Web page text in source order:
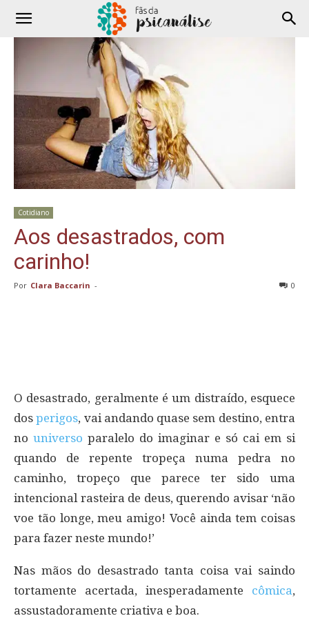
Cotidiano
Aos desastrados, com
carinho!
Por Clara Baccarin - 0
O desastrado, geralmente é um distraído, esquece
dos perigos, vai andando quase sem destino, entra
no universo paralelo do imaginar e só cai em si
quando de repente tropeça numa pedra no
caminho, tropeço que parece ter sido uma
intencional rasteira de deus, querendo avisar ‘não
voe tão longe, meu amigo! Você ainda tem coisas
para fazer neste mundo!’
Nas mãos do desastrado tanta coisa vai saindo
tortamente acertada, inesperadamente cômica,
assustadoramente criativa e boa.